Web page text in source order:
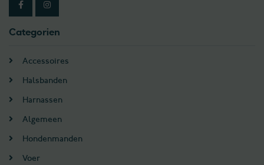
Categorien
Accessoires
Halsbanden
Harnassen
Algemeen
Hondenmanden
Voer